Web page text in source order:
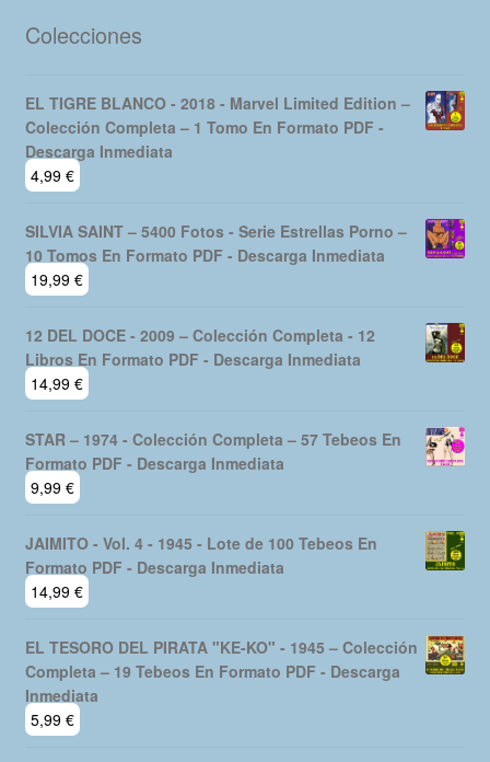
Colecciones
EL TIGRE BLANCO - 2018 - Marvel Limited Edition –
Colección Completa – 1 Tomo En Formato PDF -
Descarga Inmediata
4,99 €
SILVIA SAINT – 5400 Fotos - Serie Estrellas Porno –
10 Tomos En Formato PDF - Descarga Inmediata
19,99 €
12 DEL DOCE - 2009 – Colección Completa - 12
Libros En Formato PDF - Descarga Inmediata
14,99 €
STAR – 1974 - Colección Completa – 57 Tebeos En
Formato PDF - Descarga Inmediata
9,99 €
JAIMITO - Vol. 4 - 1945 - Lote de 100 Tebeos En
Formato PDF - Descarga Inmediata
14,99 €
EL TESORO DEL PIRATA "KE-KO" - 1945 – Colección
Completa – 19 Tebeos En Formato PDF - Descarga
Inmediata
5,99 €